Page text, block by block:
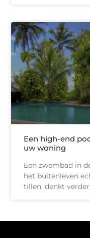
Een high-end
uw woning
Een zwembad in
het buitenleven
tillen, denkt